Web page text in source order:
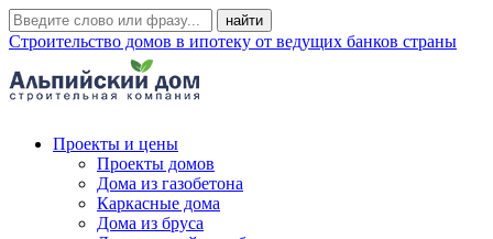
Строительство домов в ипотеку от ведущих банков страны
Проекты и цены
Проекты домов
Дома из газобетона
Каркасные дома
Дома из бруса